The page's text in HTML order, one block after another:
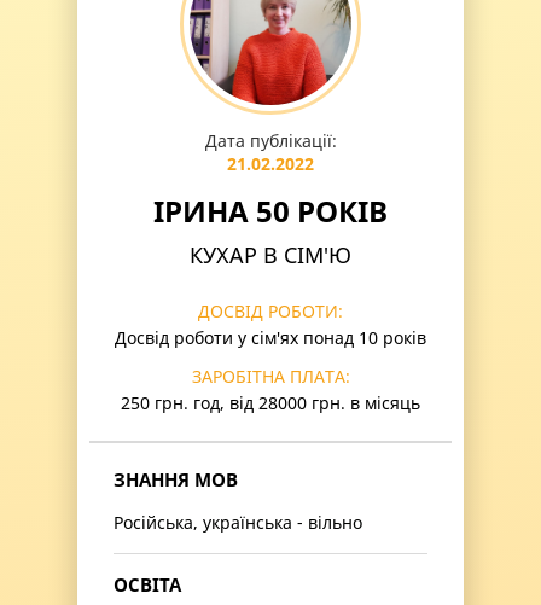
Дата публікації:
21.02.2022
ІРИНА 50 РОКІВ
КУХАР В СІМ'Ю
ДОСВІД РОБОТИ:
Досвід роботи у сім'ях понад 10 років
ЗАРОБІТНА ПЛАТА:
250 грн. год, від 28000 грн. в місяць
ЗНАННЯ МОВ
Російська, українська - вільно
ОСВІТА